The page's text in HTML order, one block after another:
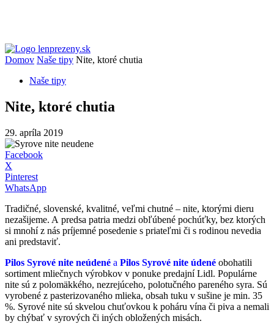
Domov Naše tipy Nite, ktoré chutia
Naše tipy
Nite, ktoré chutia
29. apríla 2019
Facebook
X
Pinterest
WhatsApp
Tradičné, slovenské, kvalitné, veľmi chutné – nite, ktorými dieru
nezašijeme. A predsa patria medzi obľúbené pochúťky, bez ktorých
si mnohí z nás príjemné posedenie s priateľmi či s rodinou nevedia
ani predstaviť.
Pilos Syrové nite neúdené a Pilos Syrové nite údené obohatili
sortiment mliečnych výrobkov v ponuke predajní Lidl. Populárne
nite sú z polomäkkého, nezrejúceho, polotučného pareného syra. Sú
vyrobené z pasterizovaného mlieka, obsah tuku v sušine je min. 35
%. Syrové nite sú skvelou chuťovkou k poháru vína či piva a nemali
by chýbať v syrových či iných obložených misách.